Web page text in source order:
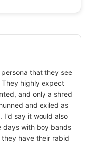
that they see
highly expect
and only a shred
and exiled as
I'd say it would also
days with boy bands
have their rabid